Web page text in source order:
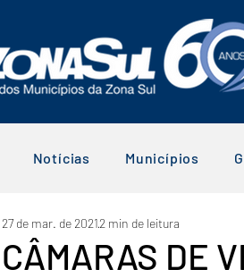
Notícias Municípios
CÂMARAS DE
27 de mar. de 20212 min de leitura